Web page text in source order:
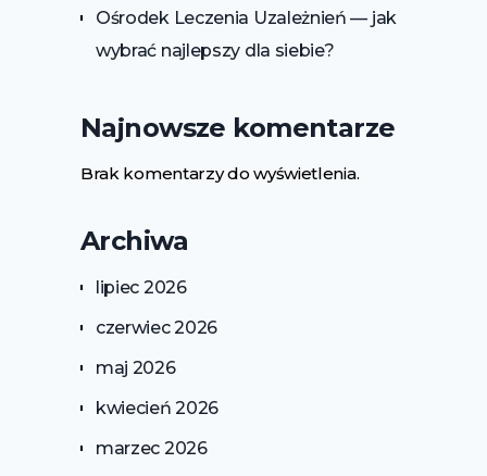
Ośrodek Leczenia Uzależnień — jak
wybrać najlepszy dla siebie?
Najnowsze komentarze
Brak komentarzy do wyświetlenia.
Archiwa
lipiec 2026
czerwiec 2026
maj 2026
kwiecień 2026
marzec 2026